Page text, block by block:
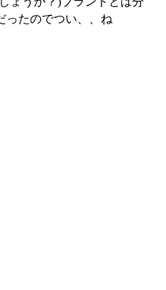
ったのでつい、、ね